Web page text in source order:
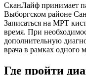
СканЛайф принимает
Выборгском районе
Записаться на МРТ
время. При
дополнительную
врача в рамках одного
Где пройти